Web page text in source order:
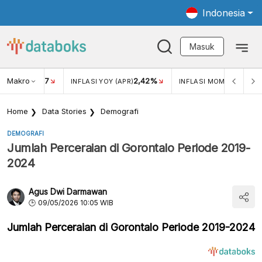
Indonesia
Masuk
Makro
USD/IDR 17 INFLASI YOY (APR)2,42% INFLASI MOM (MAR)
Home Data Stories Demografi
DEMOGRAFI
Jumlah Perceraian di Gorontalo Periode 2019-
2024
Agus Dwi Darmawan
09/05/2026 10:05 WIB
Jumlah Perceraian di Gorontalo Periode 2019-2024